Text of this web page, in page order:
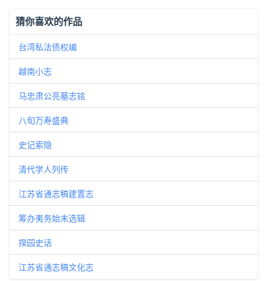
猜你喜欢的作品
台湾私法债权编
越南小志
马忠肃公亮墓志铭
八旬万寿盛典
史记索隐
清代学人列传
江苏省通志稿建置志
筹办夷务始末选辑
揆园史话
江苏省通志稿文化志